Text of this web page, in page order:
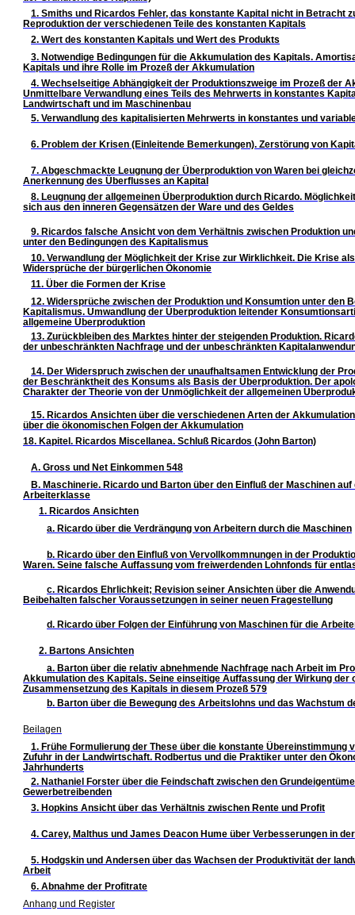
1. Smiths und Ricardos Fehler, das konstante Kapital nicht in Betracht
Reproduktion der verschiedenen Teile des konstanten Kapitals
2. Wert des konstanten Kapitals und Wert des Produkts
3. Notwendige Bedingungen für die Akkumulation des Kapitals.
Kapitals und ihre Rolle im Prozeß der Akkumulation
4. Wechselseitige Abhängigkeit der Produktionszweige im Prozeß der
Unmittelbare Verwandlung eines Teils des Mehrwerts in konstantes
Landwirtschaft und im Maschinenbau
5. Verwandlung des kapitalisierten Mehrwerts in konstantes und
6. Problem der Krisen (Einleitende Bemerkungen). Zerstörung von
7. Abgeschmackte Leugnung der Überproduktion von Waren bei
Anerkennung des Überflusses an Kapital
8. Leugnung der allgemeinen Überproduktion durch Ricardo.
sich aus den inneren Gegensätzen der Ware und des Geldes
9. Ricardos falsche Ansicht von dem Verhältnis zwischen Produktion
unter den Bedingungen des Kapitalismus
10. Verwandlung der Möglichkeit der Krise zur Wirklichkeit. Die Krise
Widersprüche der bürgerlichen Ökonomie
11. Über die Formen der Krise
12. Widersprüche zwischen der Produktion und Konsumtion unter den
Kapitalismus. Umwandlung der Überproduktion leitender
allgemeine Überproduktion
13. Zurückbleiben des Marktes hinter der steigenden Produktion.
der unbeschränkten Nachfrage und der unbeschränkten
14. Der Widerspruch zwischen der unaufhaltsamen Entwicklung der
der Beschränktheit des Konsums als Basis der Überproduktion. Der
Charakter der Theorie von der Unmöglichkeit der allgemeinen
15. Ricardos Ansichten über die verschiedenen Arten der
über die ökonomischen Folgen der Akkumulation
18. Kapitel. Ricardos Miscellanea. Schluß Ricardos (John Barton)
A. Gross und Net Einkommen 548
B. Maschinerie. Ricardo und Barton über den Einfluß der Maschinen auf
Arbeiterklasse
1. Ricardos Ansichten
a. Ricardo über die Verdrängung von Arbeitern durch die Maschinen
b. Ricardo über den Einfluß von Vervollkommnungen in der
Waren. Seine falsche Auffassung vom freiwerdenden Lohnfonds für
c. Ricardos Ehrlichkeit; Revision seiner Ansichten über die
Beibehalten falscher Voraussetzungen in seiner neuen Fragestellung
d. Ricardo über Folgen der Einführung von Maschinen für die
2. Bartons Ansichten
a. Barton über die relativ abnehmende Nachfrage nach Arbeit im
Akkumulation des Kapitals. Seine einseitige Auffassung der Wirkung der
Zusammensetzung des Kapitals in diesem Prozeß 579
b. Barton über die Bewegung des Arbeitslohns und das Wachstum
Beilagen
1. Frühe Formulierung der These über die konstante Übereinstimmung
Zufuhr in der Landwirtschaft. Rodbertus und die Praktiker unter den
Jahrhunderts
2. Nathaniel Forster über die Feindschaft zwischen den
Gewerbetreibenden
3. Hopkins Ansicht über das Verhältnis zwischen Rente und Profit
4. Carey, Malthus und James Deacon Hume über Verbesserungen in
5. Hodgskin und Andersen über das Wachsen der Produktivität der
Arbeit
6. Abnahme der Profitrate
Anhang und Register